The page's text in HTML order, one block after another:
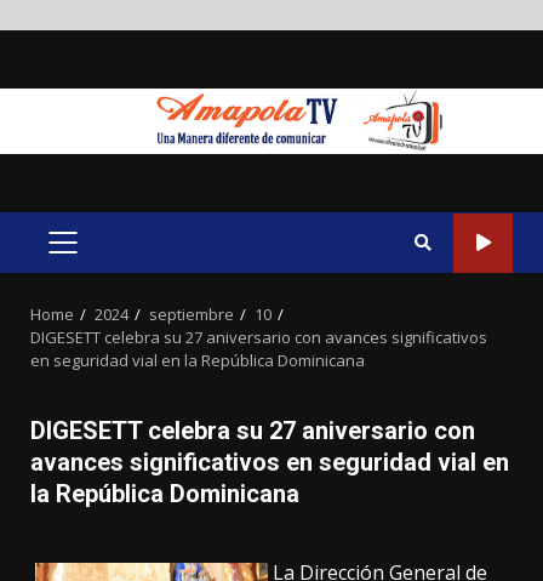
PRIMARY
Home 2024 septiembre
10
DIGESETT celebra su 27 aniversario con avances significativos
en seguridad vial en la República Dominicana
DIGESETT celebra su 27 aniversario con
avances significativos en seguridad vial en
la República Dominicana
La Dirección General de